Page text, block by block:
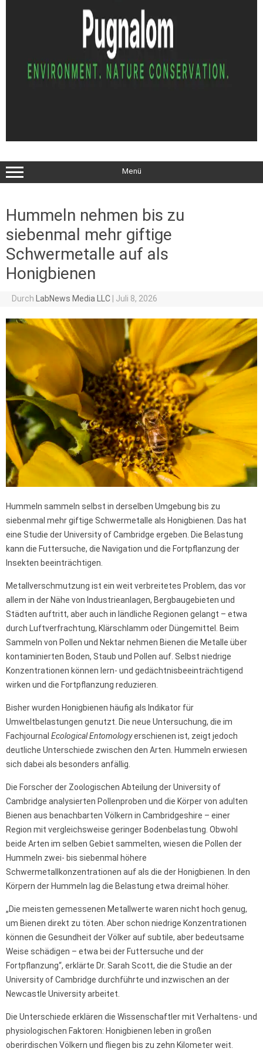
Menü
Hummeln nehmen bis zu
siebenmal mehr giftige
Schwermetalle auf als
Honigbienen
Durch LabNews Media LLC Juli 8, 2026
Hummeln sammeln selbst in derselben Umgebung bis zu
siebenmal mehr giftige Schwermetalle als Honigbienen. Das hat
eine Studie der University of Cambridge ergeben. Die Belastung
kann die Futtersuche, die Navigation und die Fortpflanzung der
Insekten beeinträchtigen.
Metallverschmutzung ist ein weit verbreitetes Problem, das vor
allem in der Nähe von Industrieanlagen, Bergbaugebieten und
Städten auftritt, aber auch in ländliche Regionen gelangt – etwa
durch Luftverfrachtung, Klärschlamm oder Düngemittel. Beim
Sammeln von Pollen und Nektar nehmen Bienen die Metalle über
kontaminierten Boden, Staub und Pollen auf. Selbst niedrige
Konzentrationen können lern- und gedächtnisbeeinträchtigend
wirken und die Fortpflanzung reduzieren.
Bisher wurden Honigbienen häufig als Indikator für
Umweltbelastungen genutzt. Die neue Untersuchung, die im
Fachjournal Ecological Entomologyerschienen ist, zeigt jedoch
deutliche Unterschiede zwischen den Arten. Hummeln erwiesen
sich dabei als besonders anfällig.
Die Forscher der Zoologischen Abteilung der University of
Cambridge analysierten Pollenproben und die Körper von adulten
Bienen aus benachbarten Völkern in Cambridgeshire – einer
Region mit vergleichsweise geringer Bodenbelastung. Obwohl
beide Arten im selben Gebiet sammelten, wiesen die Pollen der
Hummeln zwei- bis siebenmal höhere
Schwermetallkonzentrationen auf als die der Honigbienen. In den
Körpern der Hummeln lag die Belastung etwa dreimal höher.
„Die meisten gemessenen Metallwerte waren nicht hoch genug,
um Bienen direkt zu töten. Aber schon niedrige Konzentrationen
können die Gesundheit der Völker auf subtile, aber bedeutsame
Weise schädigen – etwa bei der Futtersuche und der
Fortpflanzung“, erklärte Dr. Sarah Scott, die die Studie an der
University of Cambridge durchführte und inzwischen an der
Newcastle University arbeitet.
Die Unterschiede erklären die Wissenschaftler mit Verhaltens- und
physiologischen Faktoren: Honigbienen leben in großen
oberirdischen Völkern und fliegen bis zu zehn Kilometer weit.